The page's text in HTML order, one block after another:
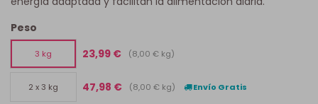
Peso
3 kg 23,99 € (8,00 € kg)
2 x 3 kg 47,98 € (8,00 € kg) Envío Gratis